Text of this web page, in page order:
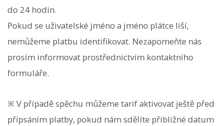
do 24 hodin.
Pokud se uživatelské jméno a jméno plátce liší,
nemůžeme platbu identifikovat. Nezapomeňte nás
prosím informovat prostřednictvím kontaktního
formuláře.
※ V případě spěchu můžeme tarif aktivovat ještě před
připsáním platby, pokud nám sdělíte přibližné datum